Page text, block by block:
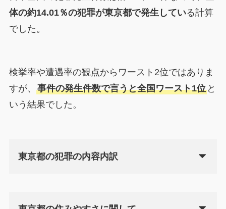
体の約14.01％の犯罪が東京都で発生している計算
でした。
検挙率や遭遇率の観点からワースト2位ではありま
すが、 事件の発生件数で言うと全国ワースト1位と
いう結果でした。
東京都の犯罪の内容内訳